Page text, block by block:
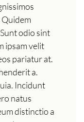
odio sint
ipsam velit
pariatur at.
a.
Incidunt
natus
distinctio a